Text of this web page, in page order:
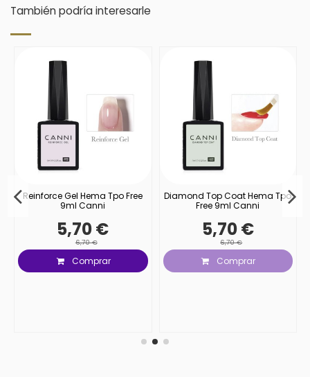
También podría interesarle
Reinforce Gel Hema Tpo Free
9ml Canni
5,70 €
6,70 €
Comprar
Diamond Top Coat Hema Tpo
Free 9ml Canni
5,70 €
6,70 €
Comprar